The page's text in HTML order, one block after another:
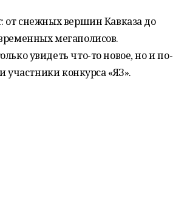
от снежных вершин Кавказа до
мегаполисов.
увидеть что-то новое, но и по-
участники конкурса «ЯЗ».